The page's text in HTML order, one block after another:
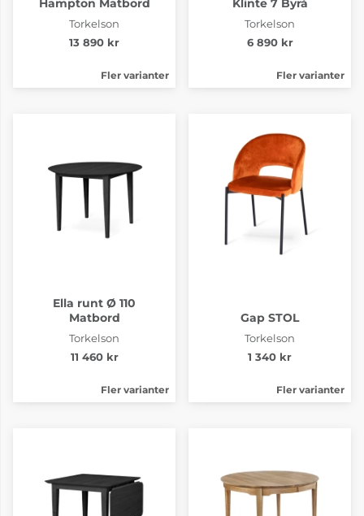
Hampton Matbord
Torkelson
13 890 kr
Fler varianter
Klinte 7 Byrå
Torkelson
6 890 kr
Fler varianter
Ella runt Ø 110
Matbord
Torkelson
11 460 kr
Fler varianter
Gap STOL
Torkelson
1 340 kr
Fler varianter